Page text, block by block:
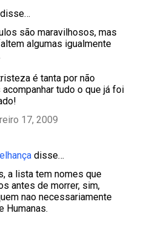
disse…
são maravilhosos, mas
algumas igualmente
é tanta por não
tudo o que já foi
17, 2009
disse…
a lista tem nomes que
antes de morrer, sim,
nao necessariamente
Humanas.